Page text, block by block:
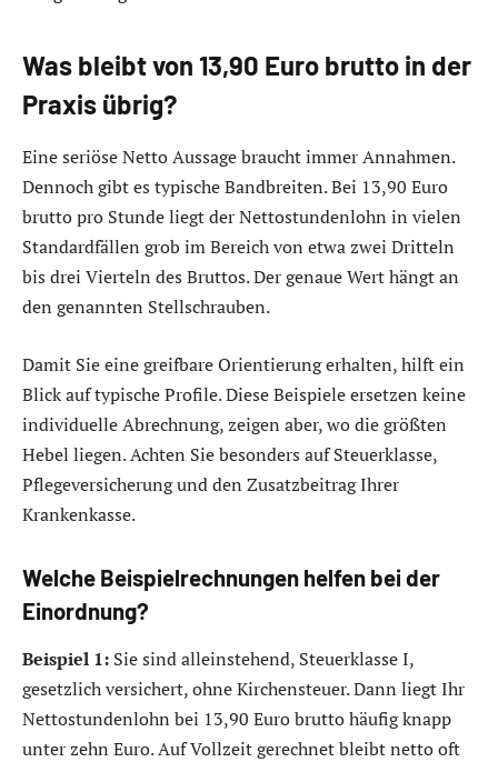
Was bleibt von 13,90 Euro brutto in der
Praxis übrig?
Eine seriöse Netto Aussage braucht immer Annahmen.
Dennoch gibt es typische Bandbreiten. Bei 13,90 Euro
brutto pro Stunde liegt der Nettostundenlohn in vielen
Standardfällen grob im Bereich von etwa zwei Dritteln
bis drei Vierteln des Bruttos. Der genaue Wert hängt an
den genannten Stellschrauben.
Damit Sie eine greifbare Orientierung erhalten, hilft ein
Blick auf typische Profile. Diese Beispiele ersetzen keine
individuelle Abrechnung, zeigen aber, wo die größten
Hebel liegen. Achten Sie besonders auf Steuerklasse,
Pflegeversicherung und den Zusatzbeitrag Ihrer
Krankenkasse.
Welche Beispielrechnungen helfen bei der
Einordnung?
Beispiel 1: Sie sind alleinstehend, Steuerklasse I,
gesetzlich versichert, ohne Kirchensteuer. Dann liegt Ihr
Nettostundenlohn bei 13,90 Euro brutto häufig knapp
unter zehn Euro. Auf Vollzeit gerechnet bleibt netto oft